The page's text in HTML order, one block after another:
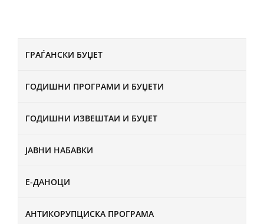
ГРАЃАНСКИ БУЏЕТ
ГОДИШНИ ПРОГРАМИ И БУЏЕТИ
ГОДИШНИ ИЗВЕШТАИ И БУЏЕТ
ЈАВНИ НАБАВКИ
Е-ДАНОЦИ
АНТИКОРУПЦИСКА ПРОГРАМА